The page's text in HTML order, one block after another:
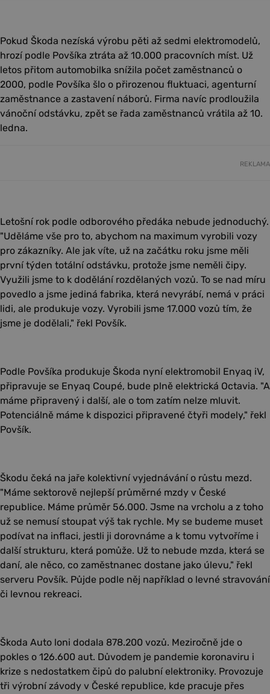
Pokud Škoda nezíská výrobu pěti až sedmi elektromodelů,
hrozí podle Povšíka ztráta až 10.000 pracovních míst. Už
letos přitom automobilka snížila počet zaměstnanců o
2000, podle Povšíka šlo o přirozenou fluktuaci, agenturní
zaměstnance a zastavení náborů. Firma navíc prodloužila
vánoční odstávku, zpět se řada zaměstnanců vrátila až 10.
ledna.
REKLAMA
Letošní rok podle odborového předáka nebude jednoduchý.
"Uděláme vše pro to, abychom na maximum vyrobili vozy
pro zákazníky. Ale jak víte, už na začátku roku jsme měli
první týden totální odstávku, protože jsme neměli čipy.
Využili jsme to k dodělání rozdělaných vozů. To se nad míru
povedlo a jsme jediná fabrika, která nevyrábí, nemá v práci
lidi, ale produkuje vozy. Vyrobili jsme 17.000 vozů tím, že
jsme je dodělali," řekl Povšík.
Podle Povšíka produkuje Škoda nyní elektromobil Enyaq iV,
připravuje se Enyaq Coupé, bude plně elektrická Octavia. "A
máme připravený i další, ale o tom zatím nelze mluvit.
Potenciálně máme k dispozici připravené čtyři modely," řekl
Povšík.
Škodu čeká na jaře kolektivní vyjednávání o růstu mezd.
"Máme sektorově nejlepší průměrné mzdy v České
republice. Máme průměr 56.000. Jsme na vrcholu a z toho
už se nemusí stoupat výš tak rychle. My se budeme muset
podívat na inflaci, jestli ji dorovnáme a k tomu vytvoříme i
další strukturu, která pomůže. Už to nebude mzda, která se
daní, ale něco, co zaměstnanec dostane jako úlevu," řekl
serveru Povšík. Půjde podle něj například o levné stravování
či levnou rekreaci.
Škoda Auto loni dodala 878.200 vozů. Meziročně jde o
pokles o 126.600 aut. Důvodem je pandemie koronaviru i
krize s nedostatkem čipů do palubní elektroniky. Provozuje
tři výrobní závody v České republice, kde pracuje přes